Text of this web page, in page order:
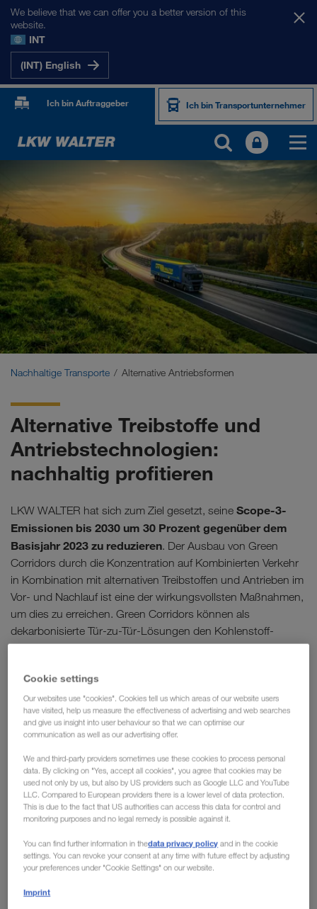
We believe that we can offer you a better version of this
website.
INT
(INT) English
Ich bin Auftraggeber Ich bin Transportunternehmer
PRODUKTE UND SERVICES
Straßentransport
Digitale Lösungen
Kombinierter Verkehr
Nachhaltige Transporte
Branchenlösungen
Nachhaltige Transporte Alternative Antriebsformen
Alternative Treibstoffe und
Antriebstechnologien:
nachhaltig profitieren
LKW WALTER hat sich zum Ziel gesetzt, seine Scope-3-
Emissionen bis 2030 um 30 Prozent gegenüber dem
Basisjahr 2023 zu reduzieren. Der Ausbau von Green
Corridors durch die Konzentration auf Kombinierten Verkehr
in Kombination mit alternativen Treibstoffen und Antrieben im
Vor- und Nachlauf ist eine der wirkungsvollsten Maßnahmen,
um dies zu erreichen. Green Corridors können als
dekarbonisierte Tür-zu-Tür-Lösungen den Kohlenstoff-
Fußabdruck um bis zu 90 Prozent reduzieren.
Auch im konventionellen Straßenverkehr werden wir den
Einsatz alternativer Kraftstoffe wie HVO100 ausweiten. Im
Vergleich zu herkömmlichem fossilem B7-Diesel spart
HVO100 rund 90 Prozent der CO₂-Emissionen ein. Das
Book & Claim Systemstellt sicher, dass wir entlang der
gesamten Transportkette transparent und einsehbar den
Einsatz von emissionsreduzierten Treibstoffen und
Antrieben nachweisenkönnen. Davon profitieren unsere
Kunden, die sich diese CO₂-Einsparungen in der
Berechnung ihrer eigenen Emissionsbilanz anrechnen lassen
können.
Cookie settings
Our websites use "cookies". Cookies tell us which areas of our website users
have visited, help us measure the effectiveness of advertising and web searches
and give us insight into user behaviour so that we can optimise our
communication as well as our advertising offer.
We and third-party providers sometimes use these cookies to process personal
data. By clicking on "Yes, accept all cookies", you agree that cookies may be
used not only by us, but also by US providers such as Google LLC and YouTube
LLC. Compared to European providers there is a lower level of data protection.
This is due to the fact that US authorities can access this data for control and
monitoring purposes and no legal remedy is possible against it.
You can find further information in thedata privacy policy and in the cookie
settings. You can revoke your consent at any time with future effect by adjusting
your preferences under "Cookie Settings" on our website.
Imprint